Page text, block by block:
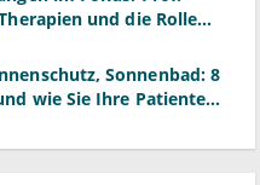
und die Rolle
Sonnenbad: 8
wie Sie Ihre Patienten